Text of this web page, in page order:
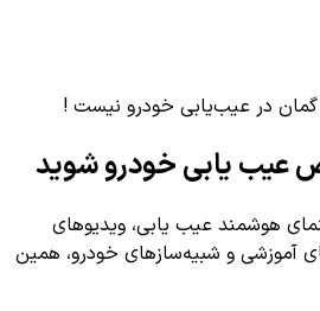
در عیب‌یابی خودرو نیست !
هوشمند عیب یابی، ویدیوهای
آموزشی و شبیه‌سازهای خودرو، همین